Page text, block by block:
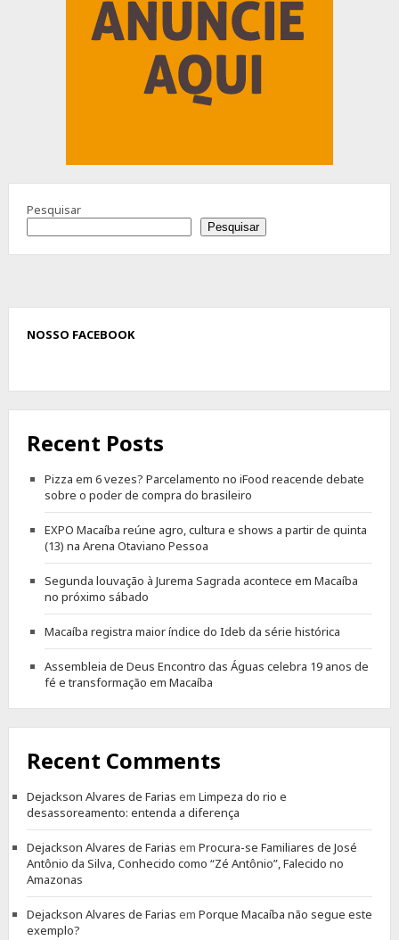
Pesquisar
Pesquisar
NOSSO FACEBOOK
Recent Posts
Pizza em 6 vezes? Parcelamento no iFood reacende debate
sobre o poder de compra do brasileiro
EXPO Macaíba reúne agro, cultura e shows a partir de quinta
(13) na Arena Otaviano Pessoa
Segunda louvação à Jurema Sagrada acontece em Macaíba
no próximo sábado
Macaíba registra maior índice do Ideb da série histórica
Assembleia de Deus Encontro das Águas celebra 19 anos de
fé e transformação em Macaíba
Recent Comments
Dejackson Alvares de Farias em Limpeza do rio e
desassoreamento: entenda a diferença
Dejackson Alvares de Farias em Procura-se Familiares de José
Antônio da Silva, Conhecido como “Zé Antônio”, Falecido no
Amazonas
Dejackson Alvares de Farias em Porque Macaíba não segue este
exemplo?